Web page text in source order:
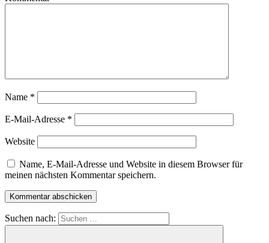
Name *
E-Mail-Adresse *
Website
Name, E-Mail-Adresse und Website in diesem Browser für
meinen nächsten Kommentar speichern.
Suchen nach: